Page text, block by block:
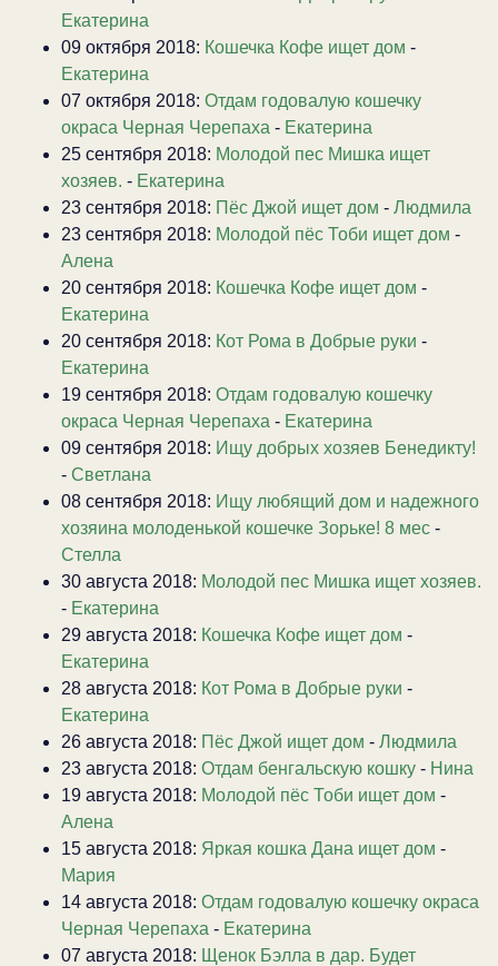
Екатерина
09 октября 2018: Кошечка Кофе ищет дом -
Екатерина
07 октября 2018: Отдам годовалую кошечку
окраса Черная Черепаха - Екатерина
25 сентября 2018: Молодой пес Мишка ищет
хозяев. - Екатерина
23 сентября 2018: Пёс Джой ищет дом - Людмила
23 сентября 2018: Молодой пёс Тоби ищет дом -
Алена
20 сентября 2018: Кошечка Кофе ищет дом -
Екатерина
20 сентября 2018: Кот Рома в Добрые руки -
Екатерина
19 сентября 2018: Отдам годовалую кошечку
окраса Черная Черепаха - Екатерина
09 сентября 2018: Ищу добрых хозяев Бенедикту!
- Светлана
08 сентября 2018: Ищу любящий дом и надежного
хозяина молоденькой кошечке Зорьке! 8 мес -
Стелла
30 августа 2018: Молодой пес Мишка ищет хозяев.
- Екатерина
29 августа 2018: Кошечка Кофе ищет дом -
Екатерина
28 августа 2018: Кот Рома в Добрые руки -
Екатерина
26 августа 2018: Пёс Джой ищет дом - Людмила
23 августа 2018: Отдам бенгальскую кошку - Нина
19 августа 2018: Молодой пёс Тоби ищет дом -
Алена
15 августа 2018: Яркая кошка Дана ищет дом -
Мария
14 августа 2018: Отдам годовалую кошечку окраса
Черная Черепаха - Екатерина
07 августа 2018: Щенок Бэлла в дар. Будет